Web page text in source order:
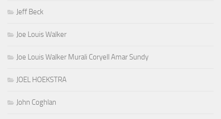
Jeff Beck
Joe Louis Walker
Joe Louis Walker Murali Coryell Amar Sundy
JOEL HOEKSTRA
John Coghlan